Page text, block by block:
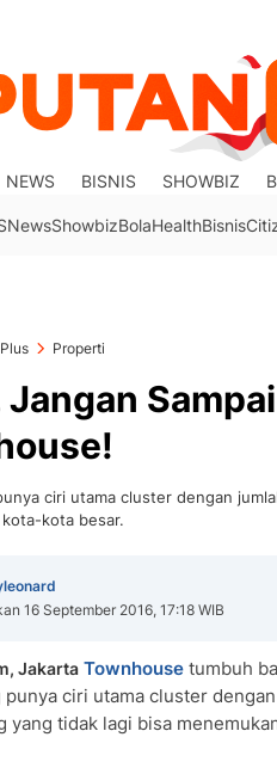
NEWS BISNIS SHOWBIZ
NewsShowbizBolaHealthBisnis
Properti
Jangan
ciri utama cluster dengan
kota besar.
16 September 2016, 17:18 WIB
Jakarta Townhouse tumbuh
punya ciri utama cluster
yang tidak lagi bisa